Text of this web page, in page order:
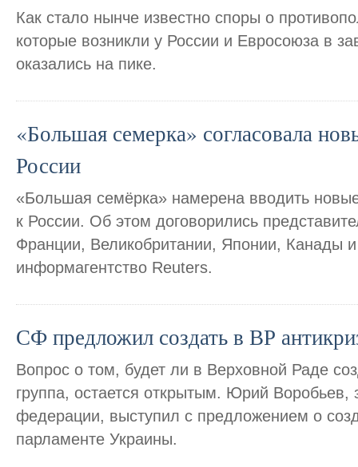
Как стало нынче известно споры о
которые возникли у России и Евросоюза в
оказались на пике.
«Большая семерка» согласовала
России
«Большая семёрка» намерена вводить
к России. Об этом договорились
Франции, Великобритании, Японии, Канады
информагентство Reuters.
СФ предложил создать в ВР
Вопрос о том, будет ли в Верховной Раде
группа, остается открытым. Юрий Воробьев,
федерации, выступил с предложением о
парламенте Украины.